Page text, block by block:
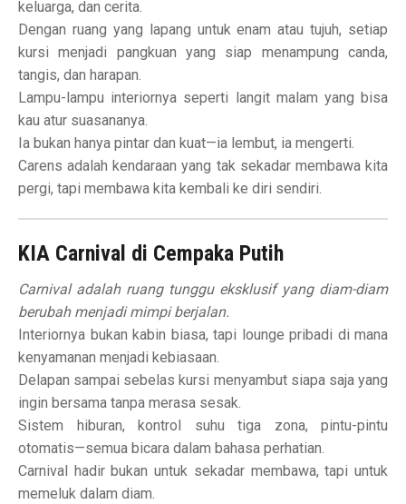
keluarga, dan cerita.
Dengan ruang yang lapang untuk enam atau tujuh, setiap
kursi menjadi pangkuan yang siap menampung canda,
tangis, dan harapan.
Lampu-lampu interiornya seperti langit malam yang bisa
kau atur suasananya.
Ia bukan hanya pintar dan kuat—ia lembut, ia mengerti.
Carens adalah kendaraan yang tak sekadar membawa kita
pergi, tapi membawa kita kembali ke diri sendiri.
KIA Carnival di Cempaka Putih
Carnival adalah ruang tunggu eksklusif yang diam-diam
berubah menjadi mimpi berjalan.
Interiornya bukan kabin biasa, tapi lounge pribadi di mana
kenyamanan menjadi kebiasaan.
Delapan sampai sebelas kursi menyambut siapa saja yang
ingin bersama tanpa merasa sesak.
Sistem hiburan, kontrol suhu tiga zona, pintu-pintu
otomatis—semua bicara dalam bahasa perhatian.
Carnival hadir bukan untuk sekadar membawa, tapi untuk
memeluk dalam diam.